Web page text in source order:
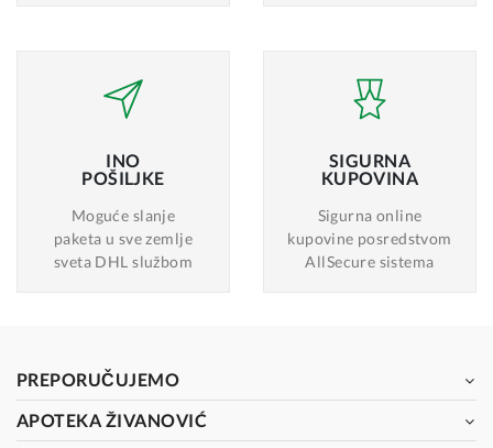
INO
POŠILJKE
Moguće slanje
paketa u sve zemlje
sveta DHL službom
SIGURNA
KUPOVINA
Sigurna online
kupovine posredstvom
AllSecure sistema
PREPORUČUJEMO
APOTEKA ŽIVANOVIĆ